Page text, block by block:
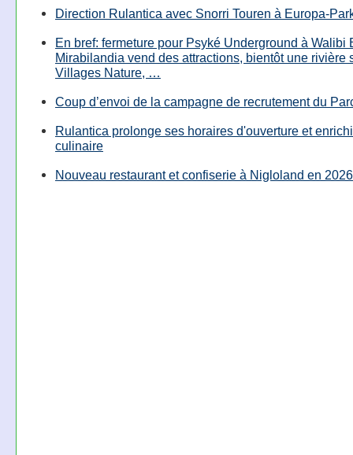
Direction Rulantica avec Snorri Touren à Europa-
En bref: fermeture pour Psyké Underground à Walibi
Mirabilandia vend des attractions, bientôt une rivière
Villages Nature, …
Coup d’envoi de la campagne de recrutement du
Rulantica prolonge ses horaires d'ouverture et
culinaire
Nouveau restaurant et confiserie à Nigloland en 2026